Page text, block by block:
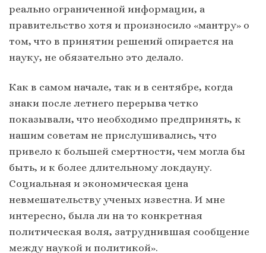
реально ограниченной информации, а
правительство хотя и произносило «мантру» о
том, что в принятии решений опирается на
науку, не обязательно это делало.
Как в самом начале, так и в сентябре, когда
знаки после летнего перерыва четко
показывали, что необходимо предпринять, к
нашим советам не прислушивались, что
привело к большей смертности, чем могла бы
быть, и к более длительному локдауну.
Социальная и экономическая цена
невмешательству ученых известна. И мне
интересно, была ли на то конкретная
политическая воля, затруднившая сообщение
между наукой и политикой».